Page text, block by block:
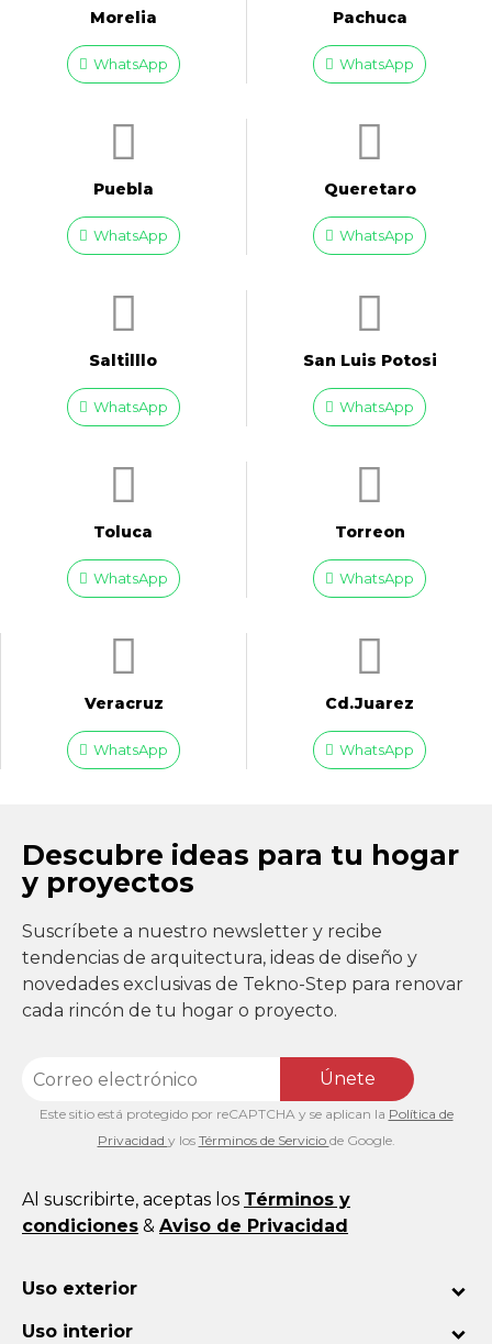
Morelia
WhatsApp
Pachuca
WhatsApp
Puebla
WhatsApp
Queretaro
WhatsApp
Saltilllo
WhatsApp
San Luis Potosi
WhatsApp
Toluca
WhatsApp
Torreon
WhatsApp
Veracruz
WhatsApp
Cd.Juarez
WhatsApp
Descubre ideas para tu hogar
y proyectos
Suscríbete a nuestro newsletter y recibe
tendencias de arquitectura, ideas de diseño y
novedades exclusivas de Tekno-Step para renovar
cada rincón de tu hogar o proyecto.
Únete
Este sitio está protegido por reCAPTCHA y se aplican la Política de
Privacidad y los Términos de Servicio de Google.
Al suscribirte, aceptas los Términos y
condiciones & Aviso de Privacidad
Uso exterior
Uso interior